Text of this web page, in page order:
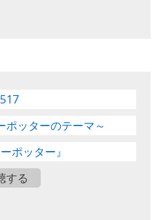
ポッターのテーマ～
ポッター』
する